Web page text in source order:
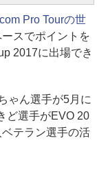
Pro Tourの世
スでポイントを
2017に出場でき
ゃん選手が5月に
ど選手がEVO 20
テラン選手の活